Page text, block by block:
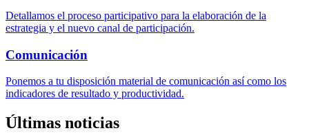
Detallamos el proceso participativo para la elaboración de la
estrategia y el nuevo canal de participación.
Comunicación
Ponemos a tu disposición material de comunicación así como los
indicadores de resultado y productividad.
Últimas noticias